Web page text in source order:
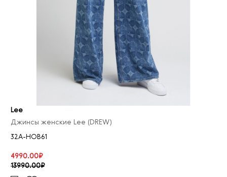
Lee
Джинсы женские Lee (DREW)
32A-HOB61
4990.00₽
13990.00₽